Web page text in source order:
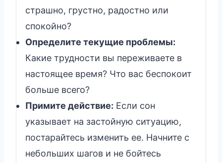
страшно, грустно, радостно или
спокойно?
Определите текущие проблемы:
Какие трудности вы переживаете в
настоящее время? Что вас беспокоит
больше всего?
Примите действие: Если сон
указывает на застойную ситуацию,
постарайтесь изменить ее. Начните с
небольших шагов и не бойтесь